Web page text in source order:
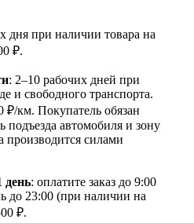
дня при наличии товара на
₽.
: 2–10 рабочих дней при
и свободного транспорта.
₽/км. Покупатель обязан
подъезда автомобиля и зону
производится силами
день: оплатите заказ до 9:00
до 23:00 (при наличии на
₽.